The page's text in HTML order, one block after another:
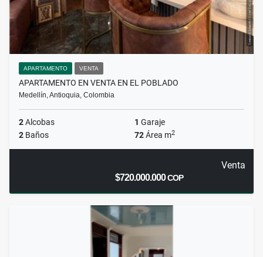
APARTAMENTO VENTA
APARTAMENTO EN VENTA EN EL POBLADO
Medellín, Antioquia, Colombia
2Alcobas 1 Garaje
2 Baños 72Área m2
Venta
$720.000.000COP